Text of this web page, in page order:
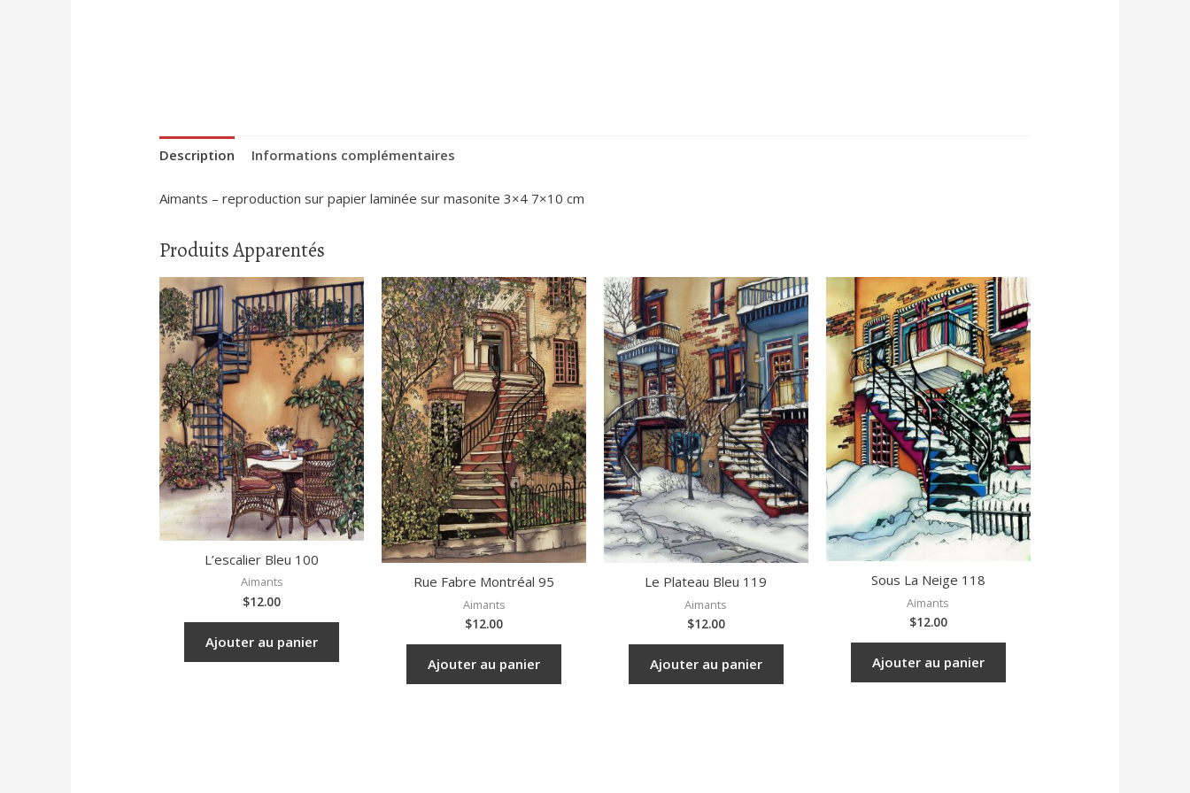
Description Informations complémentaires
Aimants – reproduction sur papier laminée sur masonite 3×4 7×10 cm
Produits Apparentés
L’escalier Bleu 100
Aimants
$12.00
Ajouter au panier
Rue Fabre Montréal 95
Aimants
$12.00
Ajouter au panier
Le Plateau Bleu 119
Aimants
$12.00
Ajouter au panier
Sous La Neige 118
Aimants
$12.00
Ajouter au panier